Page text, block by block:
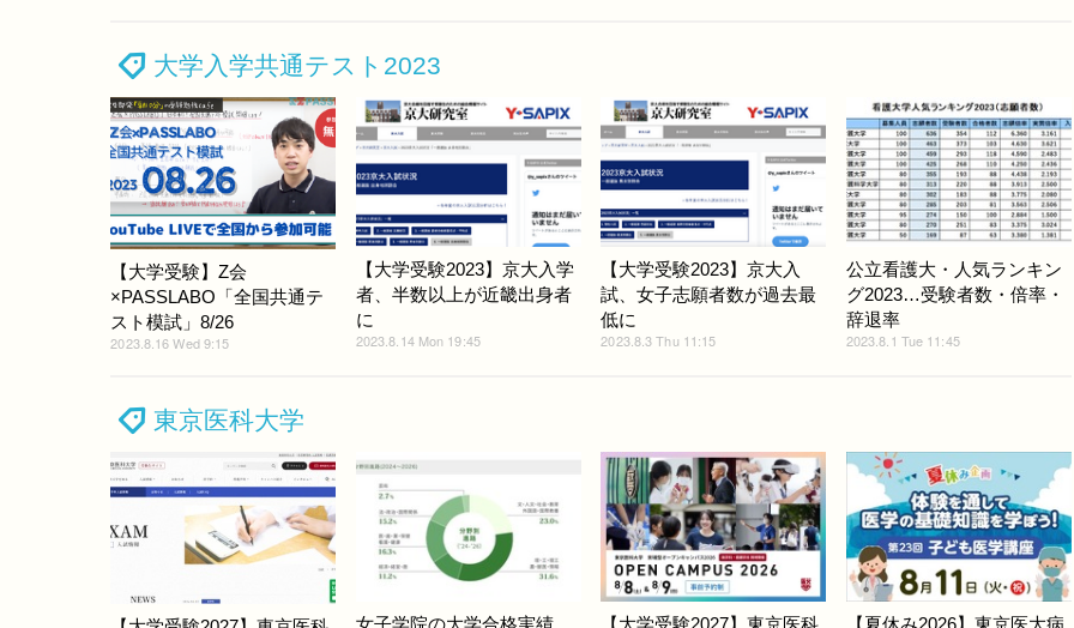
大学入学共通テスト2023
【大学受験】Z会
×PASSLABO「全国共通テ
スト模試」8/26
2023.8.16 Wed 9:15
【大学受験2023】京大入学
者、半数以上が近畿出身者
に
2023.8.14 Mon 19:45
【大学受験2023】京大入
試、女子志願者数が過去最
低に
2023.8.3 Thu 11:15
公立看護大・人気ランキン
グ2023…受験者数・倍率・
辞退率
2023.8.1 Tue 11:45
東京医科大学